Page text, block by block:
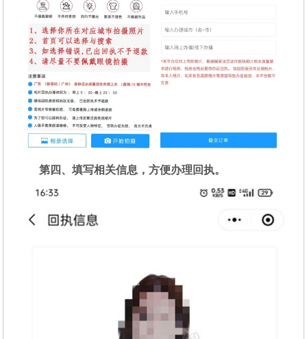
第四、填写相关信息，方便办理回执。